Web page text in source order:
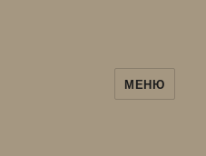
МЕНЮ